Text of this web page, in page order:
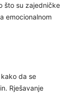
što su zajedničke
emocionalnom
da se
Rješavanje